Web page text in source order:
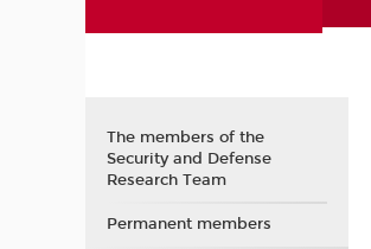
The members of the
Security and Defense
Research Team
Permanent members